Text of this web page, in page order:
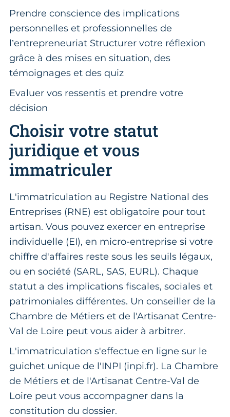
Prendre conscience des implications
personnelles et professionnelles de
l’entrepreneuriat Structurer votre réflexion
grâce à des mises en situation, des
témoignages et des quiz
Evaluer vos ressentis et prendre votre
décision
Choisir votre statut
juridique et vous
immatriculer
L'immatriculation au Registre National des
Entreprises (RNE) est obligatoire pour tout
artisan. Vous pouvez exercer en entreprise
individuelle (EI), en micro-entreprise si votre
chiffre d'affaires reste sous les seuils légaux,
ou en société (SARL, SAS, EURL). Chaque
statut a des implications fiscales, sociales et
patrimoniales différentes. Un conseiller de la
Chambre de Métiers et de l'Artisanat Centre-
Val de Loire peut vous aider à arbitrer.
L'immatriculation s'effectue en ligne sur le
guichet unique de l'INPI (inpi.fr). La Chambre
de Métiers et de l'Artisanat Centre-Val de
Loire peut vous accompagner dans la
constitution du dossier.